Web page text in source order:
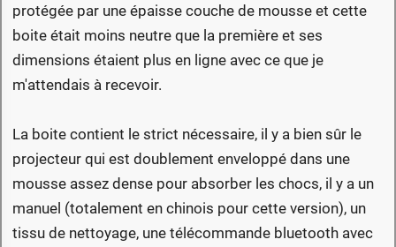
protégée par une épaisse couche de mousse et cette
boite était moins neutre que la première et ses
dimensions étaient plus en ligne avec ce que je
m'attendais à recevoir.
La boite contient le strict nécessaire, il y a bien sûr le
projecteur qui est doublement enveloppé dans une
mousse assez dense pour absorber les chocs, il y a un
manuel (totalement en chinois pour cette version), un
tissu de nettoyage, une télécommande bluetooth avec